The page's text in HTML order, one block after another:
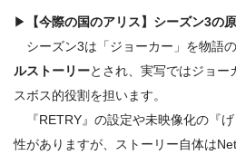
▶ 【今際の国のアリス】 シーズン3の
シーズン3は「ジョーカー」を物語
ルストーリーとされ、実写ではジョー
スボス的役割を担います。
『RETRY』の設定や未映像化の『
性がありますが、ストーリー自体は